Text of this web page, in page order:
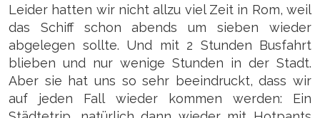
Leider hatten wir nicht allzu viel Zeit in Rom, weil
das Schiff schon abends um sieben wieder
abgelegen sollte. Und mit 2 Stunden Busfahrt
blieben und nur wenige Stunden in der Stadt.
Aber sie hat uns so sehr beeindruckt, dass wir
auf jeden Fall wieder kommen werden: Ein